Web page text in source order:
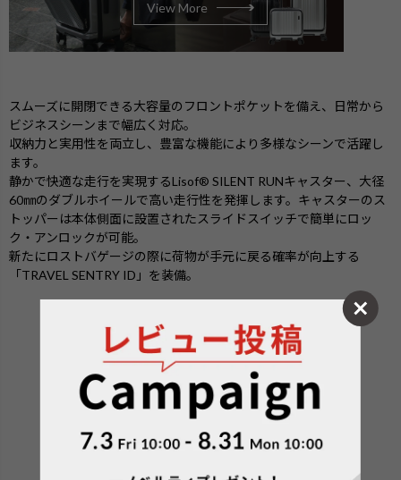
View More
スムーズに開閉できる大容量のフロントポケットを備え、日常から
ビジネスシーンまで幅広く対応。
収納力と実用性を両立し、豊富な機能により多様なシーンで活躍し
ます。
静かで快適な走行を実現するLisof® SILENT RUNキャスター、大径
60㎜のダブルホイールで高い走行性を発揮します。キャスターのス
トッパーは本体側面に設置されたスライドスイッチで簡単にロッ
ク・アンロックが可能。
新たにロストバゲージの際に荷物が手元に戻る確率が向上する
「TRAVEL SENTRY ID」を装備。